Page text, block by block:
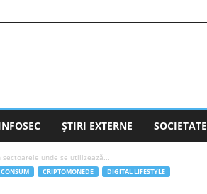
ȘTIRI EXTERNE SOCIETATE
unde se utilizează...
CONSUM CRIPTOMONEDE
DIGITAL LIFESTYLE